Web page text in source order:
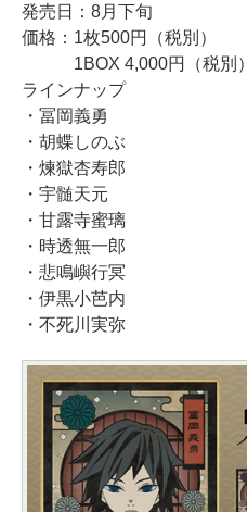
発売日：8月下旬
価格：1枚500円（税別）
1BOX 4,000円（税別）
ラインナップ
・冨岡義勇
・胡蝶しのぶ
・煉獄杏寿郎
・宇髄天元
・甘露寺蜜璃
・時透無一郎
・悲鳴嶼行冥
・伊黒小芭内
・不死川実弥